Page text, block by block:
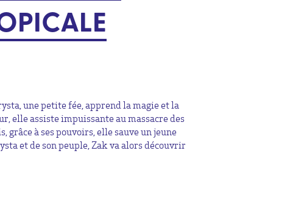
une petite fée, apprend la magie et la
elle assiste impuissante au massacre des
grâce à ses pouvoirs, elle sauve un jeune
et de son peuple, Zak va alors découvrir